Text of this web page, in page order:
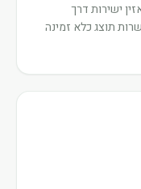
ישירות דרך
תוצג כלא זמינה